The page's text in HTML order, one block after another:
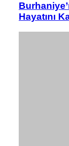
Hayatını